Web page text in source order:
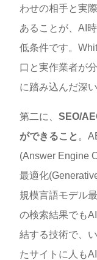
わせの相手と実
あることが、AI
低条件です。
口と実作業者が
に踏み込んだ深
第二に、SEO/
ができること 。
(Answer Engine
最適化
規模言語モデル
の検索結果でも
結する技術で、
たサイトに人も